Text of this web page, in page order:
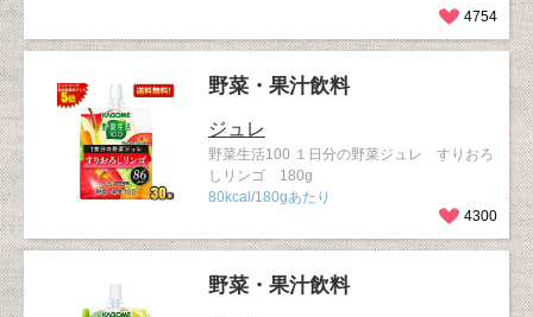
4754
野菜・果汁飲料
ジュレ
野菜生活100 １日分の野菜ジュレ すりおろ
しリンゴ 180g
80kcal/180gあたり
4300
野菜・果汁飲料